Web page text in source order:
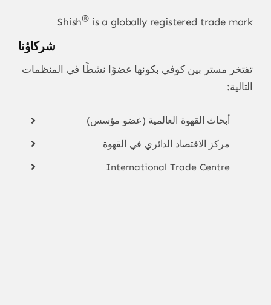
Shish® is a globally registered trade mark
شركاؤنا
تفتخر مستر بين كوفي بكونها عضوًا نشطًا في المنظمات
التالية:
أبحاث القهوة العالمية (عضو مؤسس)
مركز الاقتصاد الدائري في القهوة
International Trade Centre